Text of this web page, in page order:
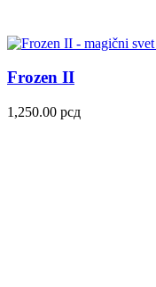
Frozen II
1,250.00 рсд